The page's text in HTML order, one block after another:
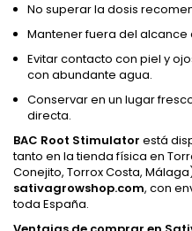
No superar la dosis
Mantener fuera del alcance
Evitar contacto con piel y
con abundante agua.
Conservar en un lugar
directa.
BAC Root Stimulator está
tanto en la tienda física en
Conejito, Torrox Costa,
sativagrowshop.com, con
toda España.